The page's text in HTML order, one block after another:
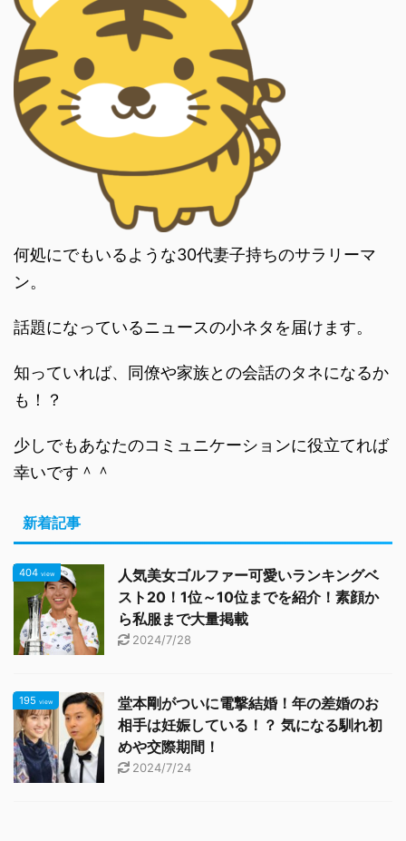
何処にでもいるような30代妻子持ちのサラリーマ
ン。
話題になっているニュースの小ネタを届けます。
知っていれば、同僚や家族との会話のタネになるか
も！？
少しでもあなたのコミュニケーションに役立てれば
幸いです＾＾
新着記事
404 view
人気美女ゴルファー可愛いランキングベ
スト20！1位～10位までを紹介！素顔か
ら私服まで大量掲載
2024/7/28
195 view
堂本剛がついに電撃結婚！年の差婚のお
相手は妊娠している！？ 気になる馴れ初
めや交際期間！
2024/7/24